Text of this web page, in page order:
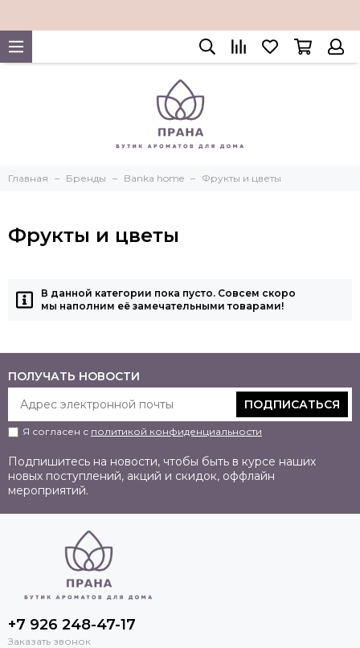
Главная Бренды Banka home Фрукты и цветы
Фрукты и цветы
В данной категории пока пусто. Совсем скоро
мы наполним её замечательными товарами!
ПОЛУЧАТЬ НОВОСТИ
ПОДПИСАТЬСЯ
Я согласен с политикой конфиденциальности
Подпишитесь на новости, чтобы быть в курсе наших
новых поступлений, акций и скидок, оффлайн
мероприятий.
+7 926 248-47-17
Заказать звонок